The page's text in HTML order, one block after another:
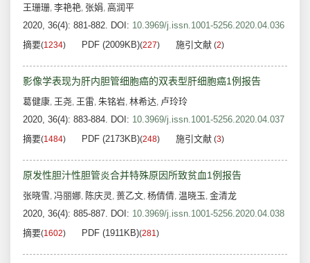
王珊珊, 李艳艳, 张娟, 高润平
2020, 36(4): 881-882. DOI: 10.3969/j.issn.1001-5256.2020.04.036
摘要(1234) PDF (2009KB)(227) 施引文献 (2)
影像学表现为肝内胆管细胞癌的双表型肝细胞癌1例报告
葛健康, 王尧, 王雷, 朱铭岩, 林希达, 卢玲玲
2020, 36(4): 883-884. DOI: 10.3969/j.issn.1001-5256.2020.04.037
摘要(1484) PDF (2173KB)(248) 施引文献 (3)
原发性胆汁性胆管炎合并特殊原因所致贫血1例报告
张晓雪, 冯丽娜, 陈庆灵 , 蒉乙文, 杨倩倩, 温晓玉, 金清龙
2020, 36(4): 885-887. DOI: 10.3969/j.issn.1001-5256.2020.04.038
摘要(1602) PDF (1911KB)(281)